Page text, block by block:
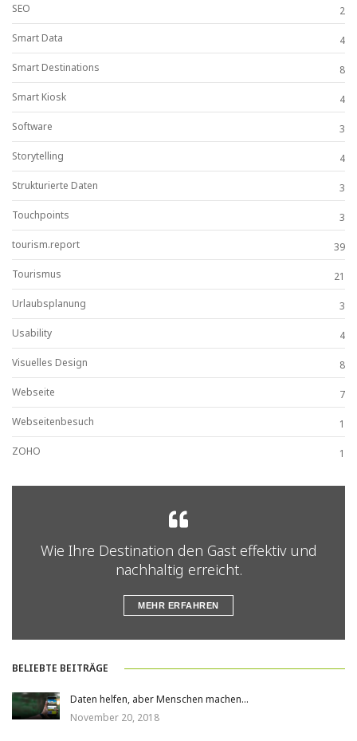
SEO
2
Smart Data
4
Smart Destinations
8
Smart Kiosk
4
Software
3
Storytelling
4
Strukturierte Daten
3
Touchpoints
3
tourism.report
39
Tourismus
21
Urlaubsplanung
3
Usability
4
Visuelles Design
8
Webseite
7
Webseitenbesuch
1
ZOHO
1
Wie Ihre Destination den Gast effektiv und
nachhaltig erreicht.
MEHR ERFAHREN
BELIEBTE BEITRÄGE
Daten helfen, aber Menschen machen…
November 20, 2018